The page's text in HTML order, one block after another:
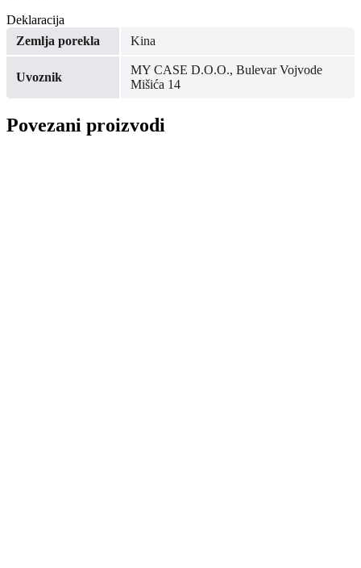
Deklaracija
Zemlja porekla
Kina
Uvoznik
MY CASE D.O.O., Bulevar Vojvode
Mišića 14
Povezani proizvodi